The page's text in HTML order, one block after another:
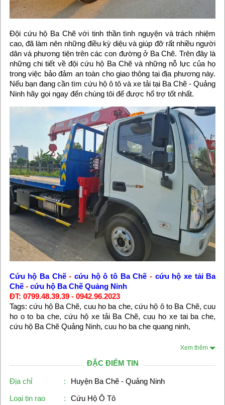
Đội cứu hộ Ba Chẽ với tinh thần tình nguyện và trách nhiệm
cao, đã làm nên những điều kỳ diệu và giúp đỡ rất nhiều người
dân và phương tiện trên các con đường ở Ba Chẽ. Trên đây là
những chi tiết về đội cứu hộ Ba Chẽ và những nỗ lực của họ
trong việc bảo đảm an toàn cho giao thông tại địa phương này.
Nếu bạn đang cần tìm cứu hộ ô tô và xe tải tại Ba Chẽ - Quảng
Ninh hãy gọi ngay đến chúng tôi để được hổ trợ tốt nhất.
Cứu hộ Ba Chẽ-cứu hộ ô tô Ba Chẽ - cứu hộ xe tải Ba
Chẽ- cứu hộ Ba Chẽ Quảng Ninh
ĐT: 0799.48.39.39 - 0942.96.2023
Tags: cứu hộ Ba Chẽ, cuu ho ba che, cứu hộ ô to Ba Chẽ, cuu
ho o to ba che, cứu hộ xe tải Ba Chẽ, cuu ho xe tai ba che,
cứu hộ Ba Chẽ Quảng Ninh, cuu ho ba che quang ninh,
Xem thêm
ĐẶC ĐIỂM TIN
Địa chỉ :
Huyện Ba Chẽ - Quảng Ninh
Loại tin rao
: Cứu Hộ Ô Tô